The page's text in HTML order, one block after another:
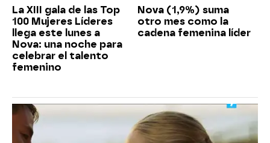
La XIII gala de las Top
100 Mujeres Líderes
llega este lunes a
Nova: una noche para
celebrar el talento
femenino
Nova (1,9%) suma
otro mes como la
cadena femenina líder